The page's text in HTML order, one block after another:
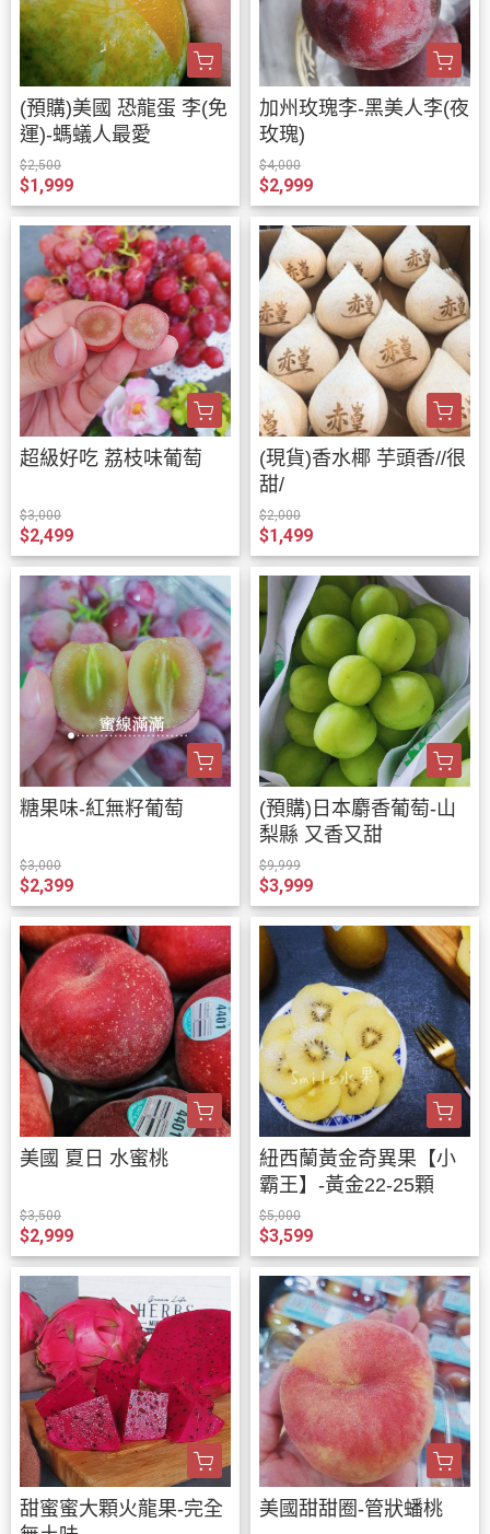
(預購)美國 恐龍蛋 李(免
運)-螞蟻人最愛
$2,500
$1,999
加州玫瑰李-黑美人李(夜
玫瑰)
$4,000
$2,999
超級好吃 荔枝味葡萄
$3,000
$2,499
(現貨)香水椰 芋頭香//很
甜/
$2,000
$1,499
糖果味-紅無籽葡萄
$3,000
$2,399
(預購)日本麝香葡萄-山
梨縣 又香又甜
$9,999
$3,999
美國 夏日 水蜜桃
$3,500
$2,999
紐西蘭黃金奇異果【小
霸王】-黃金22-25顆
$5,000
$3,599
甜蜜蜜大顆火龍果-完全
美國甜甜圈-管狀蟠桃